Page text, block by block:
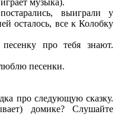
музыка).
выиграли у
осталось, все к Колобку
про тебя знают.
песенки.
про следующую сказку.
домике? Слушайте